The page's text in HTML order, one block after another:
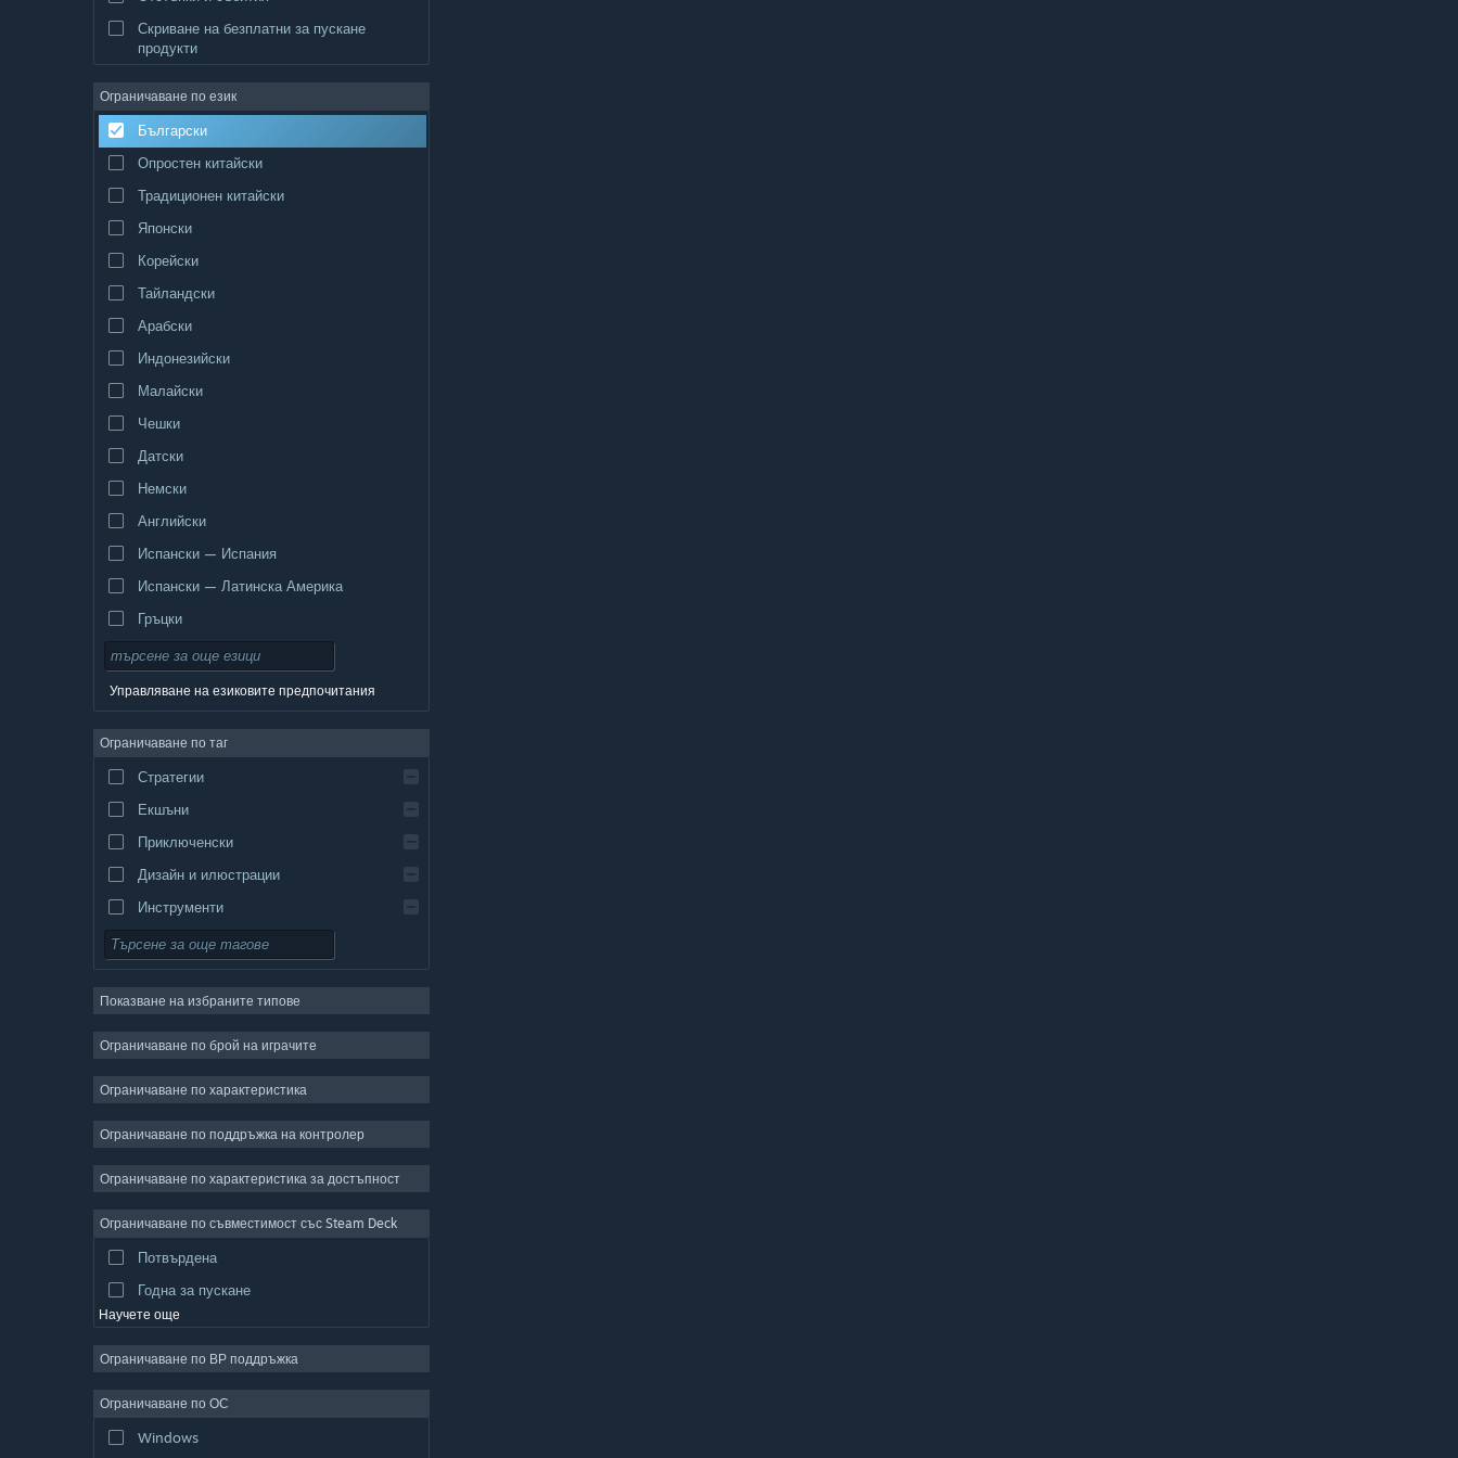
Скриване на безплатни за пускане
продукти
Ограничаване по език
Български
Опростен китайски
Традиционен китайски
Японски
Корейски
Тайландски
Арабски
Индонезийски
Малайски
Чешки
Датски
Немски
Английски
Испански — Испания
Испански — Латинска Америка
Гръцки
Управляване на езиковите предпочитания
Ограничаване по таг
Стратегии
Екшъни
Приключенски
Дизайн и илюстрации
Инструменти
Безплатни за пускане
Масивни мрежови
Независими
Неангажиращи
Симулации
Видео продукция
Редактор на снимки
Показване на избраните типове
Ограничаване по брой на играчите
Ограничаване по характеристика
Ограничаване по поддръжка на контролер
Ограничаване по характеристика за достъпност
Ограничаване по съвместимост със Steam Deck
Потвърдена
Годна за пускане
Научете още
Ограничаване по ВР поддръжка
Ограничаване по ОС
Windows